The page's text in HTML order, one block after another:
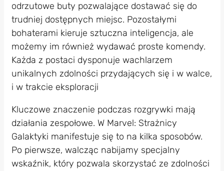
odrzutowe buty pozwalające dostawać się do
trudniej dostępnych miejsc. Pozostałymi
bohaterami kieruje sztuczna inteligencja, ale
możemy im również wydawać proste komendy.
Każda z postaci dysponuje wachlarzem
unikalnych zdolności przydających się i w walce,
i w trakcie eksploracji
Kluczowe znaczenie podczas rozgrywki mają
działania zespołowe. W Marvel: Strażnicy
Galaktyki manifestuje się to na kilka sposobów.
Po pierwsze, walcząc nabijamy specjalny
wskaźnik, który pozwala skorzystać ze zdolności